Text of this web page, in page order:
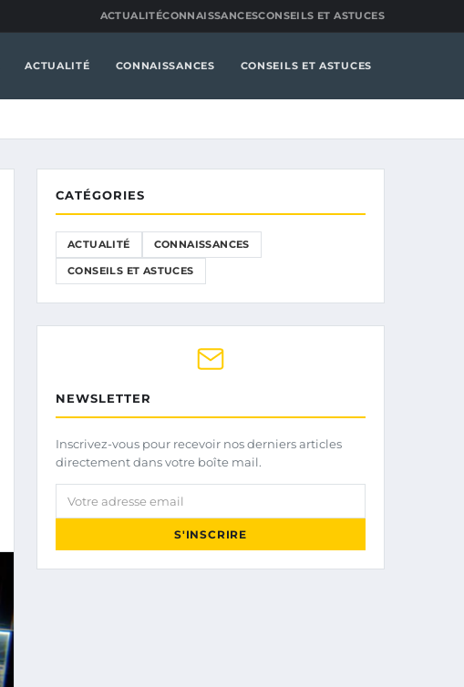
ACTUALITÉCONNAISSANCESCONSEILS ET ASTUCES
ACTUALITÉ CONNAISSANCES CONSEILS ET ASTUCES
CATÉGORIES
ACTUALITÉ CONNAISSANCES
CONSEILS ET ASTUCES
NEWSLETTER
Inscrivez-vous pour recevoir nos derniers articles
directement dans votre boîte mail.
Votre adresse email
S'INSCRIRE